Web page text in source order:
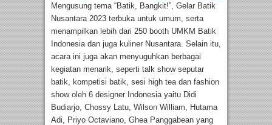
Mengusung tema “Batik, Bangkit!”, Gelar Batik
Nusantara 2023 terbuka untuk umum, serta
menampilkan lebih dari 250 booth UMKM Batik
Indonesia dan juga kuliner Nusantara. Selain itu,
acara ini juga akan menyuguhkan berbagai
kegiatan menarik, seperti talk show seputar
batik, kompetisi batik, sesi high tea dan fashion
show oleh 6 designer Indonesia yaitu Didi
Budiarjo, Chossy Latu, Wilson William, Hutama
Adi, Priyo Octaviano, Ghea Panggabean yang